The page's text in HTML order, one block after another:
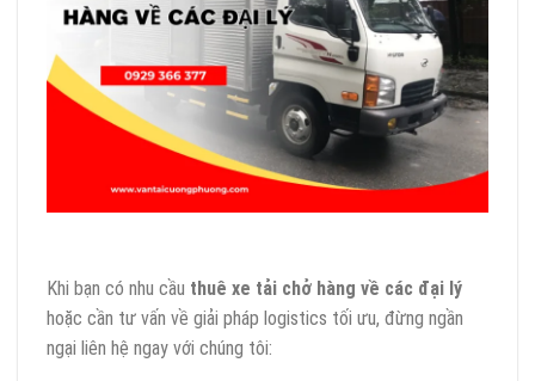
Khi bạn có nhu cầu thuê xe tải chở hàng về các đại lý
hoặc cần tư vấn về giải pháp logistics tối ưu, đừng ngần
ngại liên hệ ngay với chúng tôi: